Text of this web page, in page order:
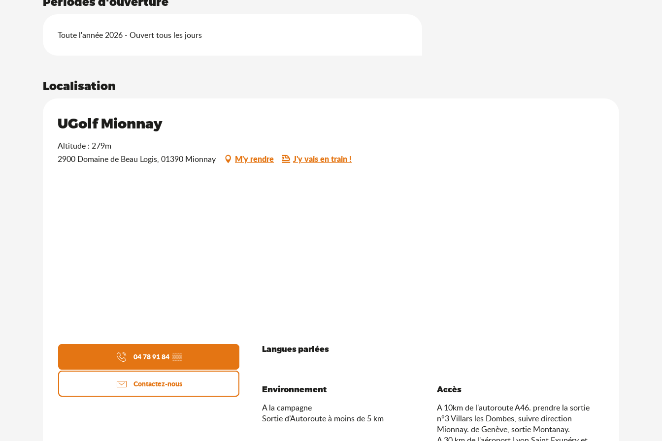
Toute l'année 2026 - Ouvert tous les jours
Localisation
UGolf Mionnay
Altitude : 279m
2900 Domaine de Beau Logis, 01390 Mionnay
M'y rendre J'y vais en train !
04 78 91 84 ▒▒
Contactez-nous
Langues parlées
Langues parlées
Environnement
Environnement
A la campagne
Sortie d’Autoroute à moins de 5 km
Accès
Accès
A 10km de l'autoroute A46. prendre la sortie
n°3 Villars les Dombes, suivre direction
Mionnay. de Genève, sortie Montanay.